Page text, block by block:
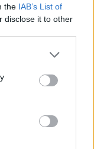
the IAB’s List of
disclose it to other
or more Google
You may click to
party tags to
in below Google
σύλληψης που
τους κ.κ. Άκη
και Δημήτρη
όπου και